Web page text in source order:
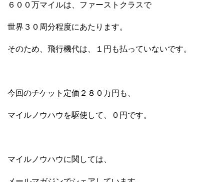
６００万マイルは、ファーストクラスで
世界３０周分程度にあたります。
そのため、飛行機代は、１円も払っていないです。
今回のチケット定価２８０万円も、
マイルノウハウを駆使して、０円です。
マイルノウハウに関しては、